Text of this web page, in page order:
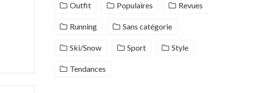
Outfit Populaires Revues
Running Sans catégorie
Ski/Snow Sport Style
Tendances